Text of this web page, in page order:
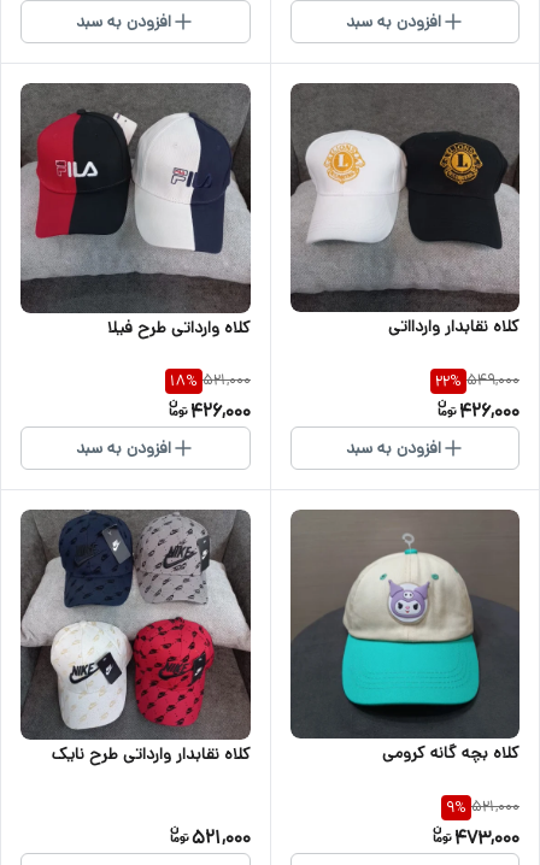
افزودن به سبد افزودن به سبد
کلاه نقابدار واردااتی
549,000
22%
426,000
افزودن به سبد
کلاه وارداتی طرح فیلا
521,000
18%
426,000
افزودن به سبد
کلاه بچه گانه کرومی
521,000
9%
473,000
کلاه نقابدار وارداتی طرح نایک
521,000